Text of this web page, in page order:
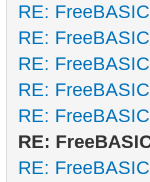
RE:
RE:
RE:
RE:
RE:
RE:
RE: